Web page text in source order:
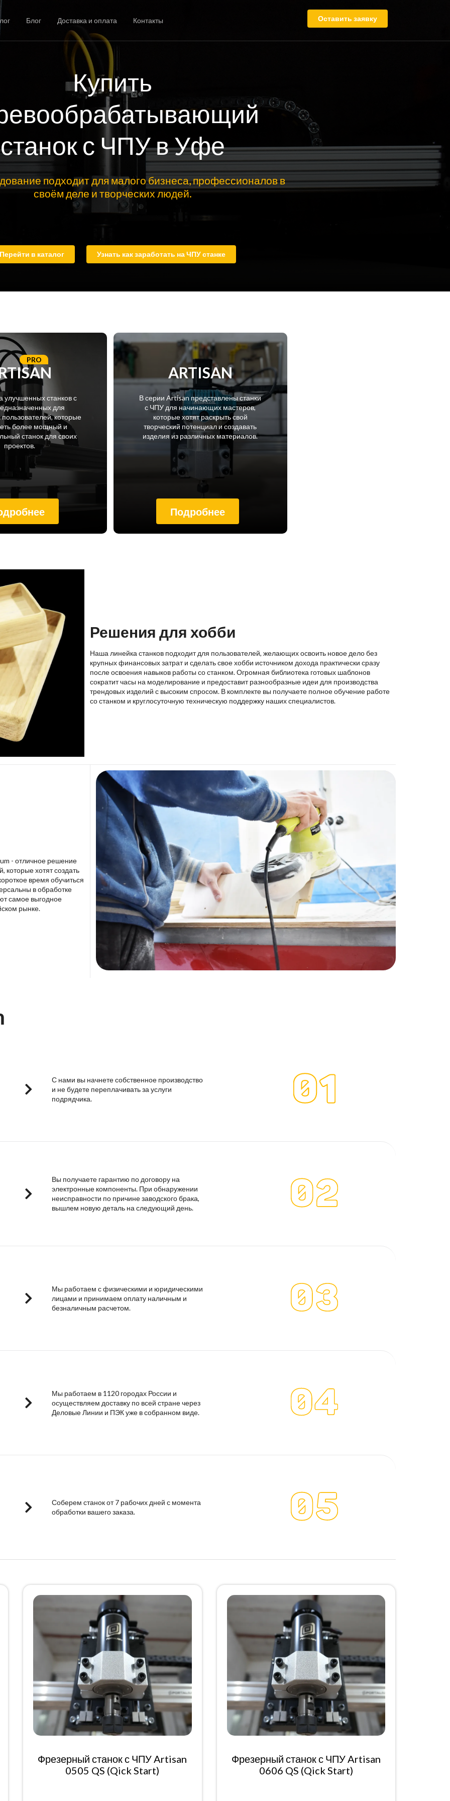
Блог Доставка и оплата Контакты Оставить заявку
Купить
станок с ЧПУ в Уфе
подходит для малого бизнеса, профессионалов в
своём деле и творческих людей.
Перейти в каталог Узнать как заработать на ЧПУ станке
PRO
улучшенных станков с
для
которые
более мощный и
станок для своих
проектов.
ARTISAN
В серии Artisan представлены станки
с ЧПУ для начинающих мастеров,
которые хотят раскрыть свой
творческий потенциал и создавать
изделия из различных материалов.
Подробнее
Решения для хобби
Наша линейка станков подходит для пользователей, желающих освоить новое дело без
крупных финансовых затрат и сделать свое хобби источником дохода практически сразу
после освоения навыков работы со станком. Огромная библиотека готовых шаблонов
сократит часы на моделирование и предоставит разнообразные идеи для производства
трендовых изделий с высоким спросом. В комплекте вы получаете полное обучение работе
со станком и круглосуточную техническую поддержку наших специалистов.
- отличное решение
хотят создать
время обучиться
в обработке
самое выгодное
рынке.
С нами вы начнете собственное производство
и не будете переплачивать за услуги
подрядчика.
Вы получаете гарантию по договору на
электронные компоненты. При обнаружении
неисправности по причине заводского брака,
вышлем новую деталь на следующий день.
Мы работаем с физическими и юридическими
лицами и принимаем оплату наличным и
безналичным расчетом.
Мы работаем в 1120 городах России и
осуществляем доставку по всей стране через
Деловые Линии и ПЭК уже в собранном виде.
Соберем станок от 7 рабочих дней с момента
обработки вашего заказа.
Фрезерный станок с ЧПУ Artisan
0505 QS (Qick Start)
Фрезерный станок с ЧПУ Artisan
0606 QS (Qick Start)